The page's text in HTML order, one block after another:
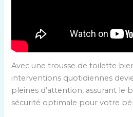
Avec une trousse de toilette
interventions quotidiennes
pleines d’attention, assurant le
sécurité optimale pour votre